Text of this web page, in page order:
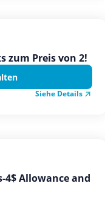
zum Preis von 2!
Siehe Details
4$ Allowance and